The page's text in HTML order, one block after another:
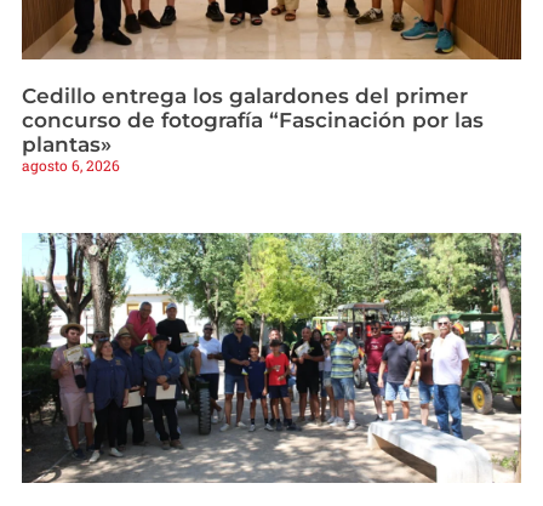
Cedillo entrega los galardones del primer
concurso de fotografía “Fascinación por las
plantas»
agosto 6, 2026